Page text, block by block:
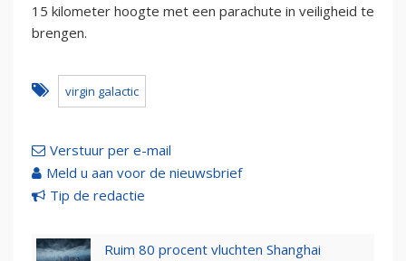
15 kilometer hoogte met een parachute in veiligheid te
brengen.
virgin galactic
Verstuur per e-mail
Meld u aan voor de nieuwsbrief
Tip de redactie
Ruim 80 procent vluchten Shanghai